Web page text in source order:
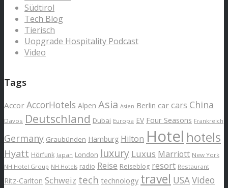
Südtirol
Tech Blog
Tierisch
Uopgrade Hospitality Podcast
Video
Tags
Accor AccorHotels Alpen Asia Asien Berlin car cars China
Davos Deutschland Dubai Europa EV Four Seasons Frankreich
Germany Graubünden Hamburg Hilton Hotel hotels
Hyatt Hörfunk Japan London luxury Luxus Marriott New York
NH Hotel Group NH Hotels radio Reise Reiseblog resort Restaurant
Ritz-Carlton Schweiz tech technology travel USAVideo